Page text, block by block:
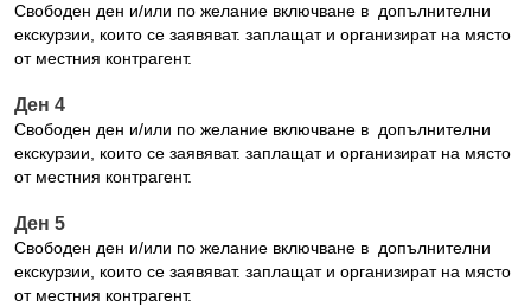
Свободен ден и/или по желание включване в допълнителни
екскурзии, които се заявяват. заплащат и организират на място
от местния контрагент.
Ден 4
Свободен ден и/или по желание включване в допълнителни
екскурзии, които се заявяват. заплащат и организират на място
от местния контрагент.
Ден 5
Свободен ден и/или по желание включване в допълнителни
екскурзии, които се заявяват. заплащат и организират на място
от местния контрагент.